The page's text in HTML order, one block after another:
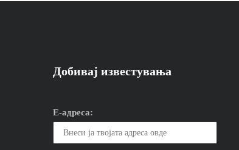
Добивај известувања
Е-адреса: